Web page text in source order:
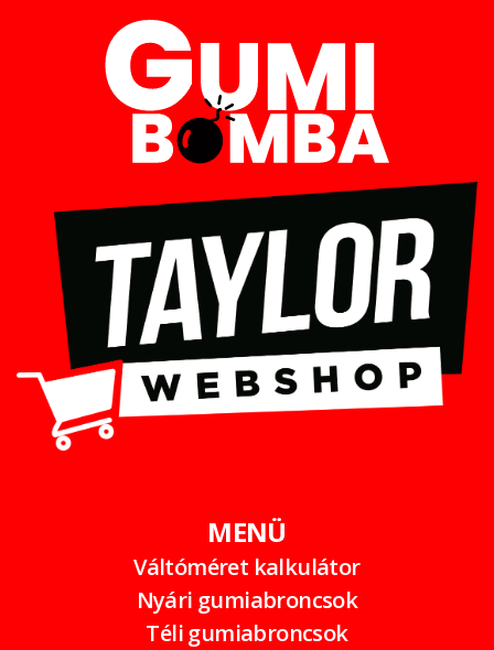
MENÜ
Váltóméret kalkulátor
Nyári gumiabroncsok
Téli gumiabroncsok